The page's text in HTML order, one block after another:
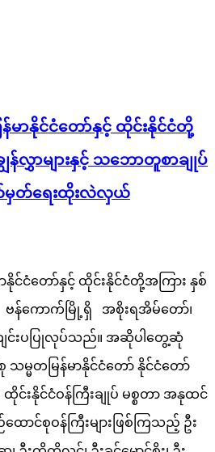
မာနိုင်ငံတော်နှင့် ထိုင်းနိုင်ငံတို့
န်လွှာများနှင့် သဘောတူစာချုပ်
မှတ်ရေးထိုးလဲလှယ်
နိုင်ငံတော်နှင့် ထိုင်းနိုင်ငံတို့အကြား နှစ်
န်ကောက်မြို့ရှိ အစိုးရအိမ်တော်၊
၌ ကျင်းပပြုလုပ်သည်။ အဆိုပါတွေ့ဆုံ
မ္မတမြန်မာနိုင်ငံတော် နိုင်ငံတော်
င်းနိုင်ငံဝန်ကြီးချုပ် မစ္စတာ အနုထင်
ာင်စုဝန်ကြီးများဖြစ်ကြသည့် ဦး